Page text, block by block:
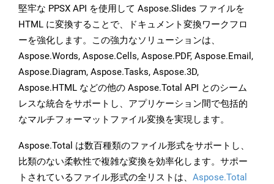
堅牢な PPSX API を使用して Aspose.Slides ファイルを
HTML に変換することで、ドキュメント変換ワークフロ
ーを強化します。この強力なソリューションは、
Aspose.Words, Aspose.Cells, Aspose.PDF, Aspose.Email,
Aspose.Diagram, Aspose.Tasks, Aspose.3D,
Aspose.HTML などの他の Aspose.Total API とのシーム
レスな統合をサポートし、アプリケーション間で包括的
なマルチフォーマットファイル変換を実現します。
Aspose.Total は数百種類のファイル形式をサポートし、
比類のない柔軟性で複雑な変換を効率化します。サポー
トされているファイル形式の全リストは、 Aspose.Total